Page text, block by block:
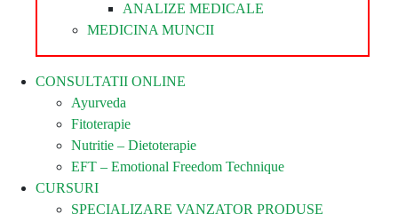
ANALIZE MEDICALE
MEDICINA MUNCII
CONSULTATII ONLINE
Ayurveda
Fitoterapie
Nutritie – Dietoterapie
EFT – Emotional Freedom Technique
CURSURI
SPECIALIZARE VANZATOR PRODUSE